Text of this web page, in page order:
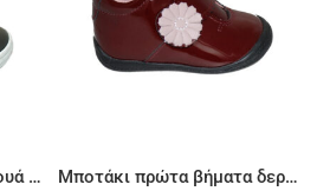
Μποτάκι δερμάτινο σαμουά μαύρο Μποτάκι πρώτα βήματα δερμάτινο λουστρίνι μπορντό